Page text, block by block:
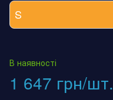
S
В наявності
1 647 грн/шт.